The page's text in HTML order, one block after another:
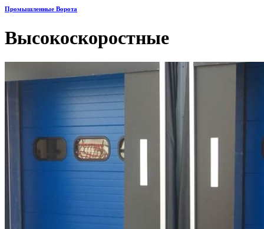
Промышленные Ворота
Высокоскоростные